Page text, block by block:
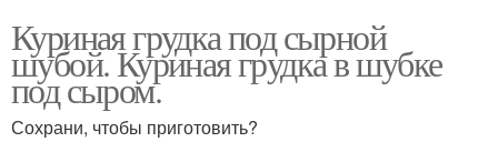
Куриная грудка под сырной
шубой. Куриная грудка в шубке
под сыром.
Сохрани, чтобы приготовить?